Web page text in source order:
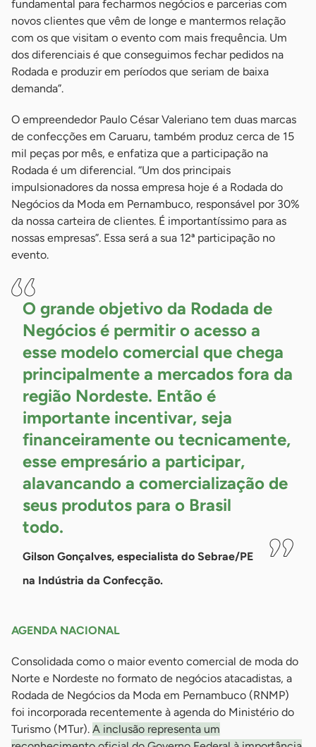
fundamental para fecharmos negócios e parcerias com
novos clientes que vêm de longe e mantermos relação
com os que visitam o evento com mais frequência. Um
dos diferenciais é que conseguimos fechar pedidos na
Rodada e produzir em períodos que seriam de baixa
demanda”.
O empreendedor Paulo César Valeriano tem duas marcas
de confecções em Caruaru, também produz cerca de 15
mil peças por mês, e enfatiza que a participação na
Rodada é um diferencial. “Um dos principais
impulsionadores da nossa empresa hoje é a Rodada do
Negócios da Moda em Pernambuco, responsável por 30%
da nossa carteira de clientes. É importantíssimo para as
nossas empresas”. Essa será a sua 12ª participação no
evento.
O grande objetivo da Rodada de
Negócios é permitir o acesso a
esse modelo comercial que chega
principalmente a mercados fora da
região Nordeste. Então é
importante incentivar, seja
financeiramente ou tecnicamente,
esse empresário a participar,
alavancando a comercialização de
seus produtos para o Brasil
todo.
Gilson Gonçalves, especialista do Sebrae/PE
na Indústria da Confecção.
AGENDA NACIONAL
Consolidada como o maior evento comercial de moda do
Norte e Nordeste no formato de negócios atacadistas, a
Rodada de Negócios da Moda em Pernambuco (RNMP)
foi incorporada recentemente à agenda do Ministério do
Turismo (MTur). A inclusão representa um